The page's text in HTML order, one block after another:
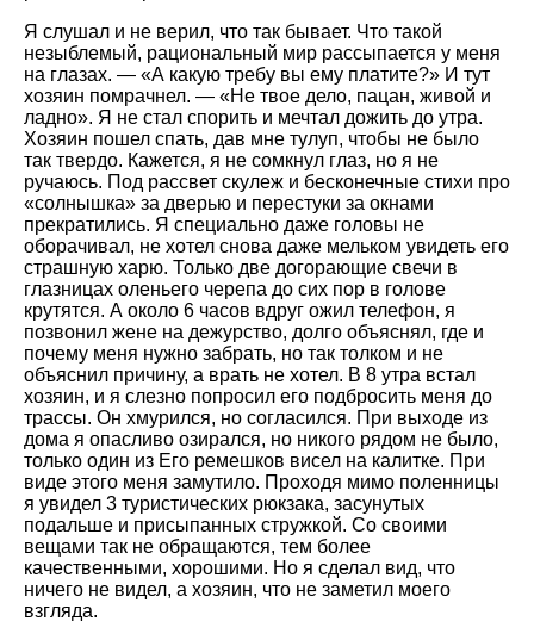
Я слушал и не верил, что так бывает. Что такой
незыблемый, рациональный мир рассыпается у меня
на глазах. — «А какую требу вы ему платите?» И тут
хозяин помрачнел. — «Не твое дело, пацан, живой и
ладно». Я не стал спорить и мечтал дожить до утра.
Хозяин пошел спать, дав мне тулуп, чтобы не было
так твердо. Кажется, я не сомкнул глаз, но я не
ручаюсь. Под рассвет скулеж и бесконечные стихи про
«солнышка» за дверью и перестуки за окнами
прекратились. Я специально даже головы не
оборачивал, не хотел снова даже мельком увидеть его
страшную харю. Только две догорающие свечи в
глазницах оленьего черепа до сих пор в голове
крутятся. А около 6 часов вдруг ожил телефон, я
позвонил жене на дежурство, долго объяснял, где и
почему меня нужно забрать, но так толком и не
объяснил причину, а врать не хотел. В 8 утра встал
хозяин, и я слезно попросил его подбросить меня до
трассы. Он хмурился, но согласился. При выходе из
дома я опасливо озирался, но никого рядом не было,
только один из Его ремешков висел на калитке. При
виде этого меня замутило. Проходя мимо поленницы
я увидел 3 туристических рюкзака, засунутых
подальше и присыпанных стружкой. Со своими
вещами так не обращаются, тем более
качественными, хорошими. Но я сделал вид, что
ничего не видел, а хозяин, что не заметил моего
взгляда.